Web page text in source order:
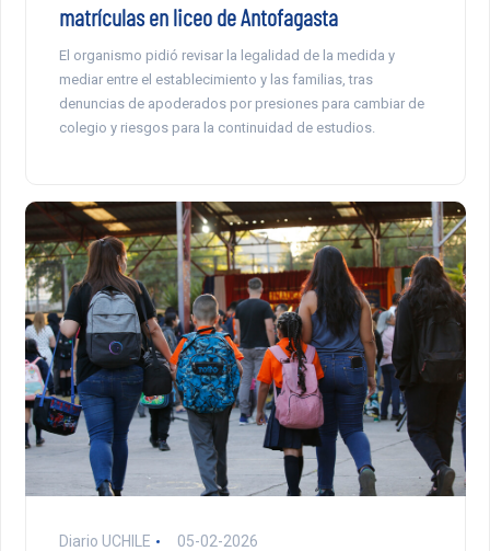
matrículas en liceo de Antofagasta
El organismo pidió revisar la legalidad de la medida y
mediar entre el establecimiento y las familias, tras
denuncias de apoderados por presiones para cambiar de
colegio y riesgos para la continuidad de estudios.
Diario UCHILE 05-02-2026